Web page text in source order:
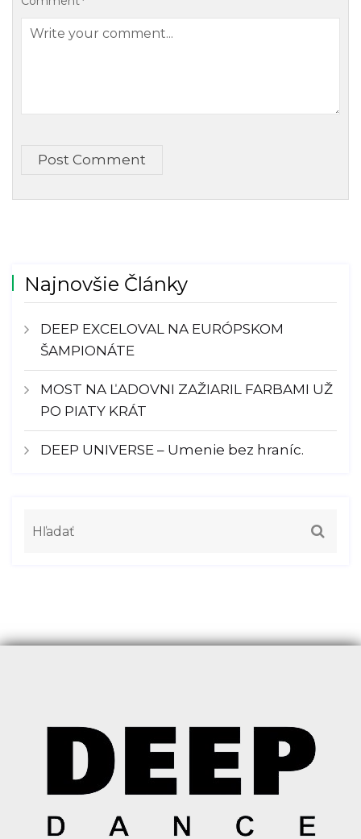
Post Comment
Najnovšie Články
DEEP EXCELOVAL NA EURÓPSKOM
ŠAMPIONÁTE
MOST NA ĽADOVNI ZAŽIARIL FARBAMI UŽ
PO PIATY KRÁT
DEEP UNIVERSE – Umenie bez hraníc.